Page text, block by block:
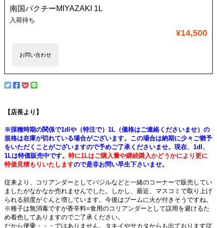
南国パクチーMIYAZAKI 1L
入荷待ち
¥14,500
お問い合わせ
【店長より】
※採種時期の関係で1dlや（特注で）1L（価格はご連絡くださいませ）の
規格は在庫が切れている場合がございます。この場合は納期に少々ご猶予
をいただくことがございますので予めご了承くださいませ。現在、1dl、
1Lは特価販売中です。特に1Lはご購入量や継続購入かどうかにより更に
特価見積もりいたしますので是非お問い早生下さいませ。
従来より、コリアンダーとしてバジルなどと一緒のコーナーで販売してい
ましたがなかなか売れませんでした。しかし、最近、マスコミで取り上げ
られる頻度がぐんと増しています。今後はブームに火が付きそうですね。
※種子は無消毒ですが香辛料=食用のコリアンダーとして誤用を避けるた
め着色してありますのでご了承ください。
だから便乗・・・ではありません。タキイやサカタからも出ております従